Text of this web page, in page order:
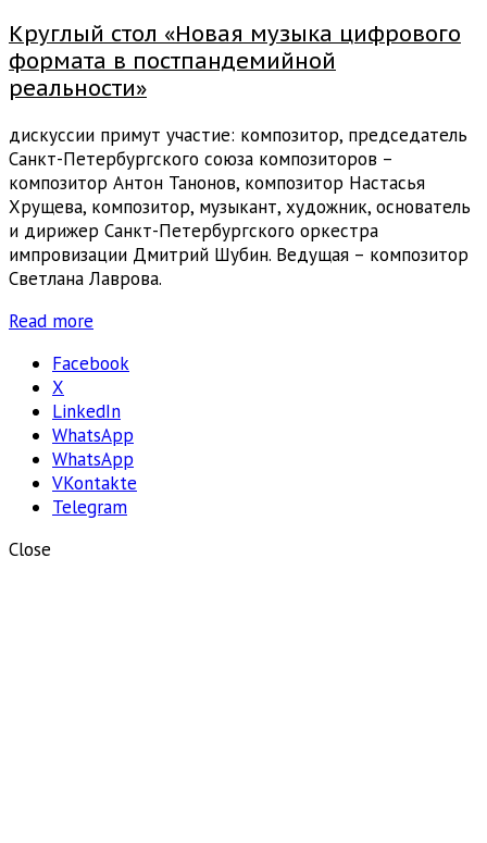
Круглый стол «Новая музыка цифрового
формата в постпандемийной
реальности»
дискуссии примут участие: композитор, председатель
Санкт-Петербургского союза композиторов –
композитор Антон Танонов, композитор Настасья
Хрущева, композитор, музыкант, художник, основатель
и дирижер Санкт-Петербургского оркестра
импровизации Дмитрий Шубин. Ведущая – композитор
Светлана Лаврова.
Read more
Facebook
X
LinkedIn
WhatsApp
WhatsApp
VKontakte
Telegram
Close